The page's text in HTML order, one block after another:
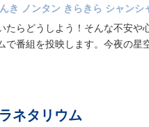
き ノンタン きらきら シャンシ
たらどうしよう！そんな不安や
番組を投映します。今夜の星
ネタリウム